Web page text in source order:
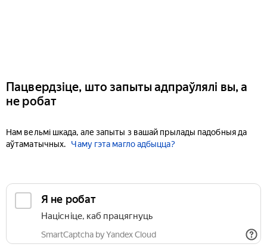
Пацвердзіце, што запыты адпраўлялі вы, а
не робат
Нам вельмі шкада, але запыты з вашай прылады падобныя да
аўтаматычных.
Чаму гэта магло адбыцца?
Я не робат
Націсніце, каб працягнуць
SmartCaptcha by Yandex Cloud